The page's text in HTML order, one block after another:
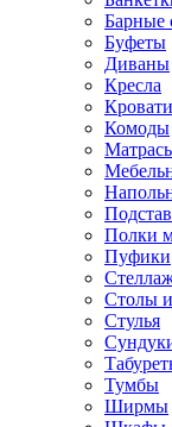
Барные
Буфеты
Диваны
Кресла
Кровати
Комоды
Полки
Пуфики
Столы
Стулья
Тумбы
Ширмы